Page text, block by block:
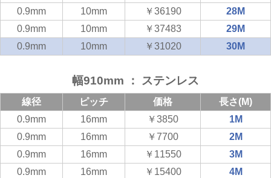
0.9mm
10mm ￥36190
28M
0.9mm
10mm ￥37483
29M
0.9mm
10mm ￥31020 30M
幅910mm ： ステンレス
線径 ピッチ 価格
長さ(M)
0.9mm
16mm ￥3850
1M
0.9mm
16mm ￥7700
2M
0.9mm
16mm ￥11550
3M
0.9mm
16mm ￥15400
4M